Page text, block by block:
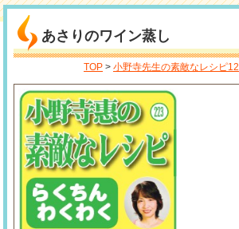
あさりのワイン蒸し
TOP > 小野寺先生の素敵なレシピ12